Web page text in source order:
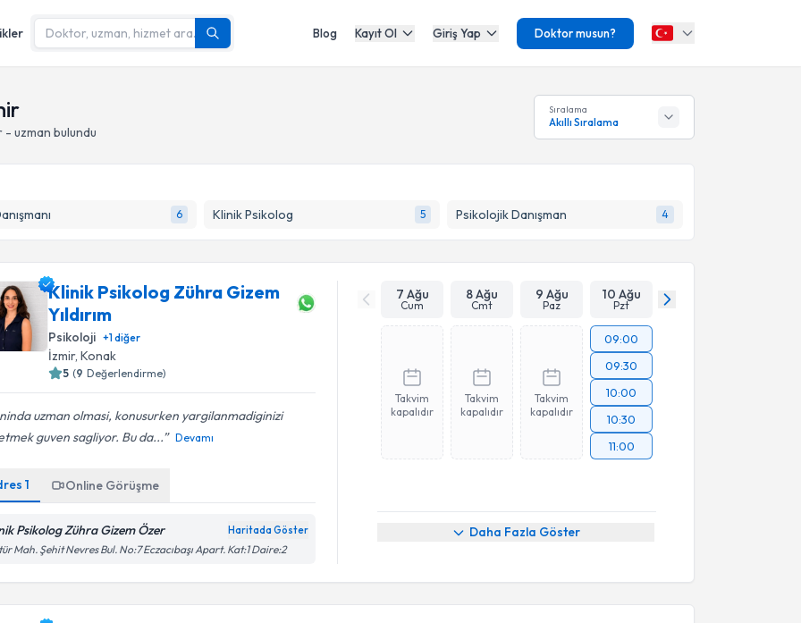
Blog Kayıt Ol Giriş Yap Doktor musun?
uzman bulundu
Sıralama
Akıllı Sıralama
6 Klinik Psikolog 5 Psikolojik Danışman 4
Klinik Psikolog Zühra Gizem
Yıldırım
Psikoloji +1diğer
İzmir, Konak
5 (9 Değerlendirme)
uzman olmasi, konusurken yargilanmadiginizi
guven sagliyor. Bu da...
Devamı
1 Online Görüşme
Psikolog Zühra Gizem Özer Haritada Göster
Mah. Şehit Nevres Bul. No:7 Eczacıbaşı Apart. Kat:1 Daire:2
7 Ağu
Cum
8 Ağu
Cmt
9 Ağu
Paz
10 Ağu
Pzt
Takvim
kapalıdır
Takvim
kapalıdır
Takvim
kapalıdır
09:00
09:30
10:00
10:30
11:00
Daha Fazla Göster